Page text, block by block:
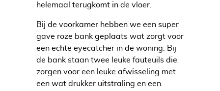
helemaal terugkomt in de vloer.
Bij de voorkamer hebben we een super
gave roze bank geplaats wat zorgt voor
een echte eyecatcher in de woning. Bij
de bank staan twee leuke fauteuils die
zorgen voor een leuke afwisseling met
een wat drukker uitstraling en een